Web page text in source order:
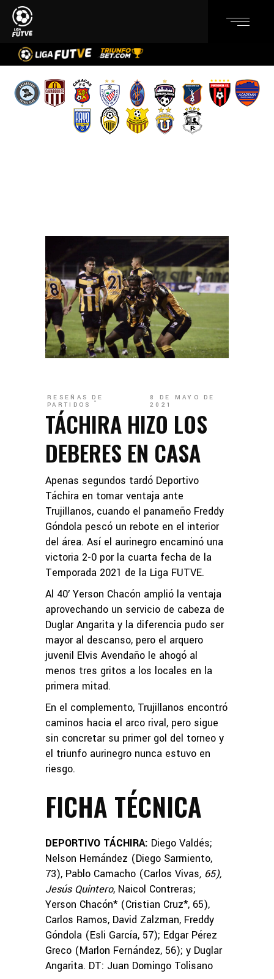
RESEÑAS DE
PARTIDOS
8 DE MAYO DE
2021
TÁCHIRA HIZO LOS
DEBERES EN CASA
Apenas segundos tardó Deportivo
Táchira en tomar ventaja ante
Trujillanos, cuando el panameño Freddy
Góndola pescó un rebote en el interior
del área. Así el aurinegro encaminó una
victoria 2-0 por la cuarta fecha de la
Temporada 2021 de la Liga FUTVE.
Al 40′ Yerson Chacón amplió la ventaja
aprovechando un servicio de cabeza de
Duglar Angarita y la diferencia pudo ser
mayor al descanso, pero el arquero
juvenil Elvis Avendaño le ahogó al
menos tres gritos a los locales en la
primera mitad.
En el complemento, Trujillanos encontró
caminos hacia el arco rival, pero sigue
sin concretar su primer gol del torneo y
el triunfo aurinegro nunca estuvo en
riesgo.
FICHA TÉCNICA
DEPORTIVO TÁCHIRA: Diego Valdés;
Nelson Hernández (Diego Sarmiento,
73), Pablo Camacho (Carlos Vivas, 65),
Jesús Quintero, Naicol Contreras;
Yerson Chacón* (Cristian Cruz*, 65),
Carlos Ramos, David Zalzman, Freddy
Góndola (Esli García, 57); Edgar Pérez
Greco (Marlon Fernández, 56); y Duglar
Angarita. DT: Juan Domingo Tolisano